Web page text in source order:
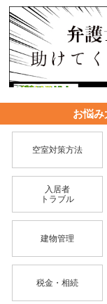
お悩
空室対策方法
入居者
トラブル
建物管理
税金・相続